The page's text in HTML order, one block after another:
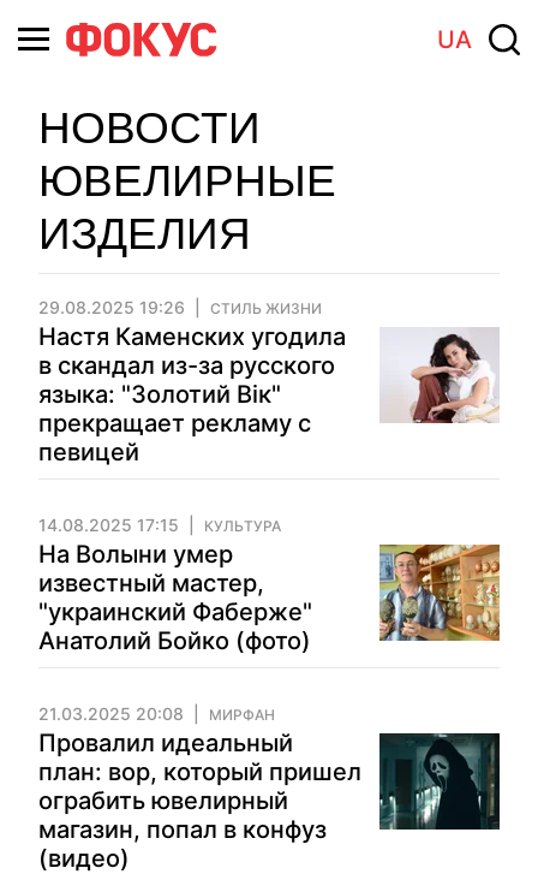
UA
НОВОСТИ
ЮВЕЛИРНЫЕ
ИЗДЕЛИЯ
29.08.2025 19:26 СТИЛЬ ЖИЗНИ
Настя Каменских угодила
в скандал из-за русского
языка: "Золотий Вік"
прекращает рекламу с
певицей
14.08.2025 17:15 КУЛЬТУРА
На Волыни умер
известный мастер,
"украинский Фаберже"
Анатолий Бойко (фото)
21.03.2025 20:08 МИРФАН
Провалил идеальный
план: вор, который пришел
ограбить ювелирный
магазин, попал в конфуз
(видео)